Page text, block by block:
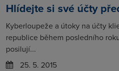
Hlídejte si své účty
Kyberloupeže a útoky na účty
republice během posledního
posilují...
25. 5. 2015